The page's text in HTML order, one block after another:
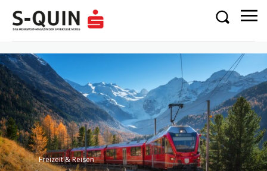
Freizeit & Reisen